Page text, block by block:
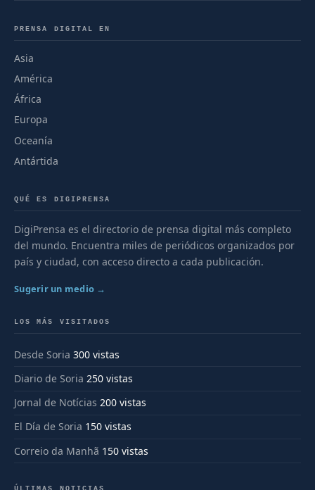
PRENSA DIGITAL EN
Asia
América
África
Europa
Oceanía
Antártida
QUÉ ES DIGIPRENSA
DigiPrensa es el directorio de prensa digital más completo
del mundo. Encuentra miles de periódicos organizados por
país y ciudad, con acceso directo a cada publicación.
Sugerir un medio →
LOS MÁS VISITADOS
Desde Soria 300 vistas
Diario de Soria 250 vistas
Jornal de Notícias 200 vistas
El Día de Soria 150 vistas
Correio da Manhã 150 vistas